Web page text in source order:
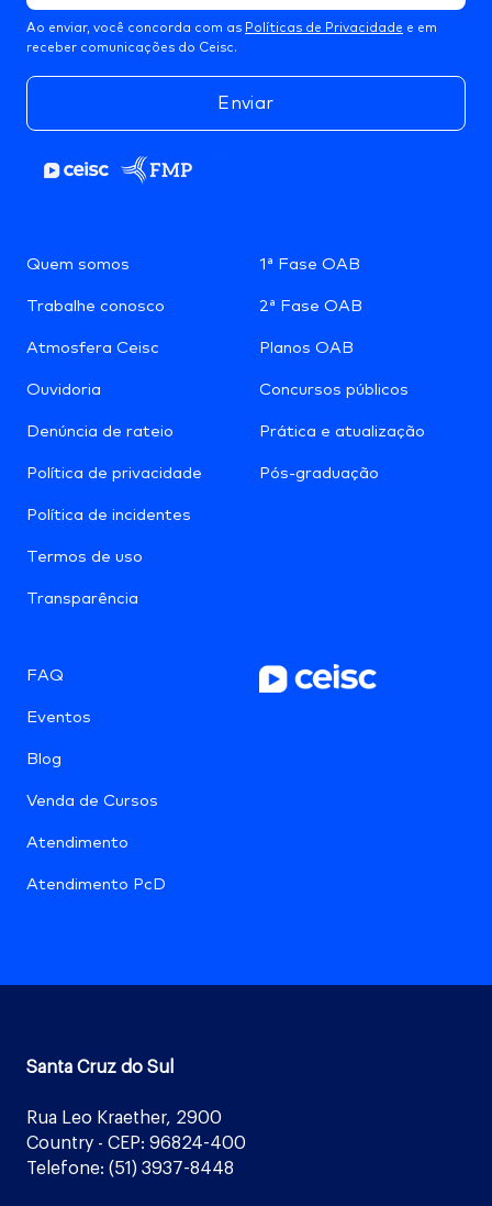
Quem somos
Trabalhe conosco
Atmosfera Ceisc
Ouvidoria
Denúncia de rateio
Política de privacidade
Política de incidentes
Termos de uso
Transparência
1ª Fase OAB
2ª Fase OAB
Planos OAB
Concursos públicos
Prática e atualização
Pós-graduação
FAQ
Eventos
Blog
Venda de Cursos
Atendimento
Atendimento PcD
Ao enviar, você concorda com as Políticas de Privacidade e em
receber comunicações do Ceisc.
Enviar
Santa Cruz do Sul
Rua Leo Kraether, 2900
Country - CEP: 96824-400
Telefone: (51) 3937-8448